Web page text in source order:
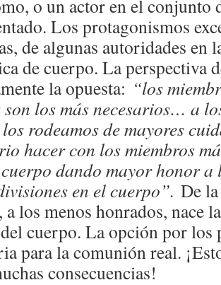
o un actor en el conjunto
Los protagonismos
de algunas autoridades en
de cuerpo. La perspectiva
la opuesta: “los
los más necesarios… a
rodeamos de mayores
hacer con los miembros
dando mayor honor a
en el cuerpo”. De
a los menos honrados, nace
cuerpo. La opción por los
para la comunión real.
consecuencias!